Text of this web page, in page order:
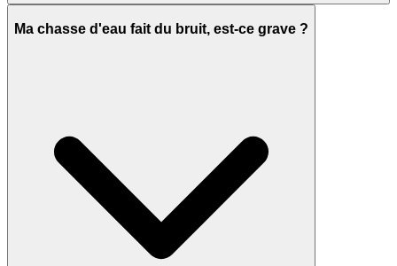
Ma chasse d'eau fait du bruit, est-ce grave ?